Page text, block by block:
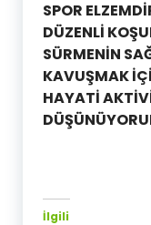
SPOR
DÜZENLİ
SÜRMENİN
KAVUŞMAK
HAYATİ
İlgili